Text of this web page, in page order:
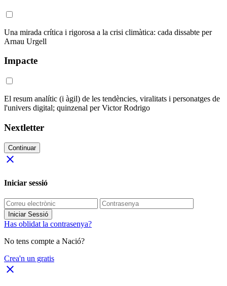
Una mirada crítica i rigorosa a la crisi climàtica: cada dissabte per
Arnau Urgell
Impacte
El resum analític (i àgil) de les tendències, viralitats i personatges de
l'univers digital; quinzenal per Victor Rodrigo
Nextletter
Continuar
close
Iniciar sessió
Iniciar Sessió
Has oblidat la contrasenya?
No tens compte a Nació?
Crea'n un gratis
close